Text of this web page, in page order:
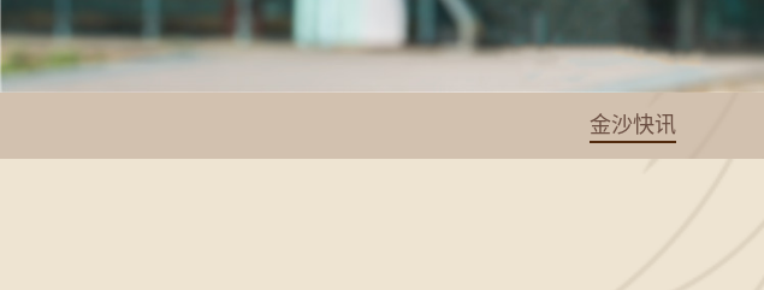
金沙快讯